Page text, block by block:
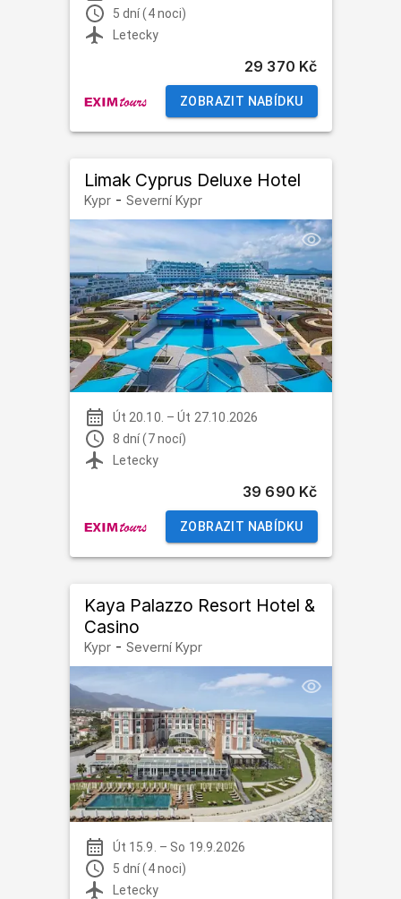
5 dní (4 noci)
Letecky
29 370 Kč
ZOBRAZIT NABÍDKU
Limak Cyprus Deluxe Hotel
Kypr- Severní Kypr
Út 20.10. –Út 27.10.2026
8 dní (7 nocí)
Letecky
39 690 Kč
ZOBRAZIT NABÍDKU
Kaya Palazzo Resort Hotel &
Casino
Kypr- Severní Kypr
Út 15.9. – So 19.9.2026
5 dní (4 noci)
Letecky